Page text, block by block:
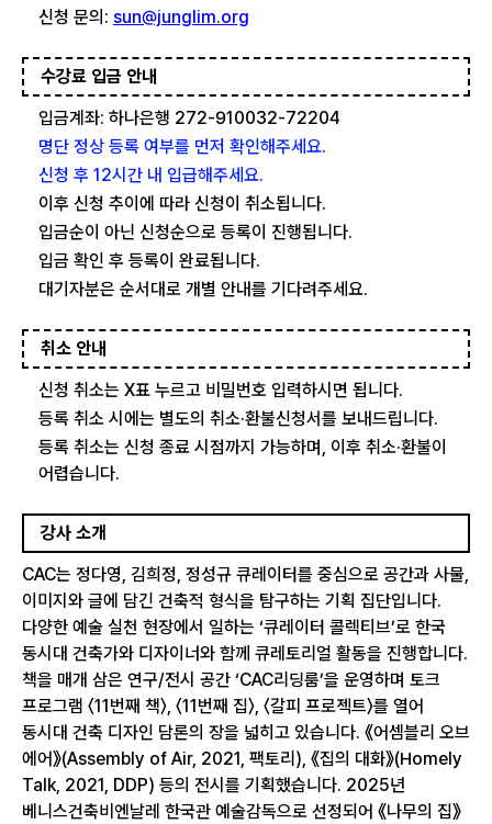
신청 문의: sun@junglim.org
수강료 입금 안내
입금계좌: 하나은행 272-910032-72204
명단 정상 등록 여부를 먼저 확인해주세요.
신청 후 12시간 내 입급해주세요.
이후 신청 추이에 따라 신청이 취소됩니다.
입금순이 아닌 신청순으로 등록이 진행됩니다.
입금 확인 후 등록이 완료됩니다.
대기자분은 순서대로 개별 안내를 기다려주세요.
취소 안내
신청 취소는 X표 누르고 비밀번호 입력하시면 됩니다.
등록 취소 시에는 별도의 취소·환불신청서를 보내드립니다.
등록 취소는 신청 종료 시점까지 가능하며, 이후 취소·환불이
어렵습니다.
강사 소개
CAC는 정다영, 김희정, 정성규 큐레이터를 중심으로 공간과 사물,
이미지와 글에 담긴 건축적 형식을 탐구하는 기획 집단입니다.
다양한 예술 실천 현장에서 일하는 ‘큐레이터 콜렉티브’로 한국
동시대 건축가와 디자이너와 함께 큐레토리얼 활동을 진행합니다.
책을 매개 삼은 연구/전시 공간 ‘CAC리딩룸’을 운영하며 토크
프로그램 〈11번째 책〉, 〈11번째 집〉, 〈갈피 프로젝트〉를 열어
동시대 건축 디자인 담론의 장을 넓히고 있습니다. 《어셈블리 오브
에어》(Assembly of Air, 2021, 팩토리), 《집의 대화》(Homely
Talk, 2021, DDP) 등의 전시를 기획했습니다. 2025년
베니스건축비엔날레 한국관 예술감독으로 선정되어 《나무의 집》